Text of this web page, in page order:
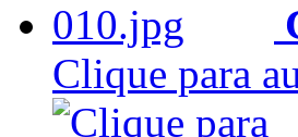
Clique para